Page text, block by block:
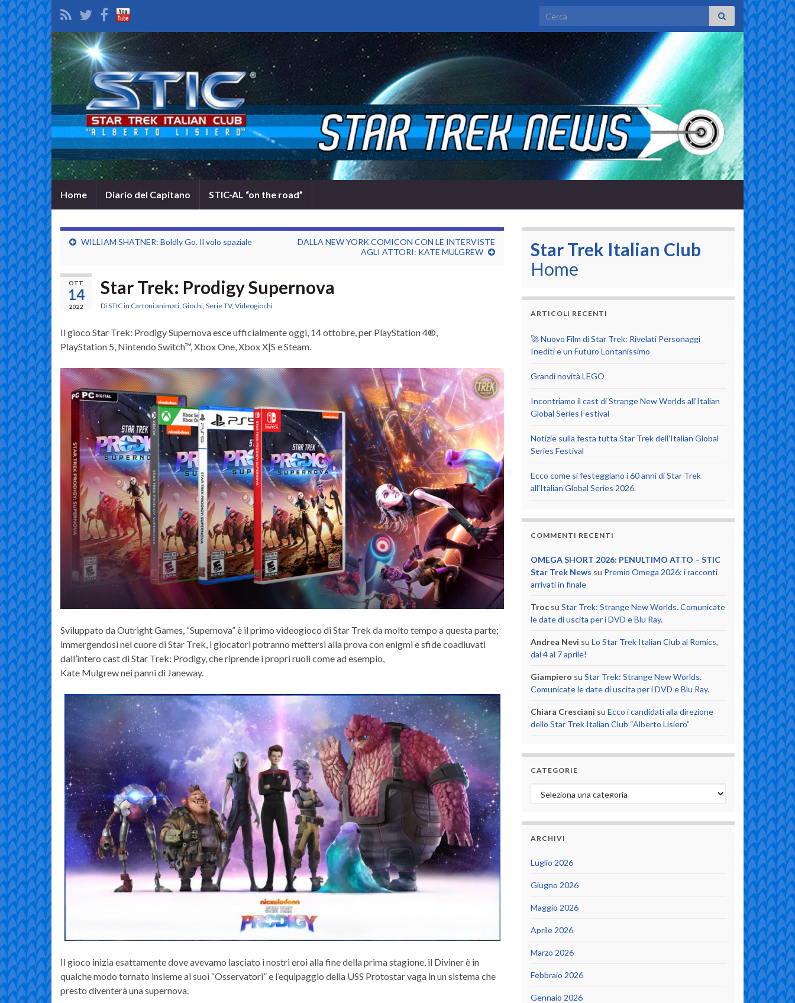
Search for:
Home Diario del Capitano STIC-AL “on the road”
WILLIAM SHATNER: Boldly Go. Il volo spaziale
DALLA NEW YORK COMICON CON LE INTERVISTE
AGLI ATTORI: KATE MULGREW
OTT
14
2022
Star Trek: Prodigy Supernova
DiSTICin Cartoni animati, Giochi, Serie TV, Videogiochi
Il gioco Star Trek: Prodigy Supernova esce ufficialmente oggi, 14 ottobre, per PlayStation 4®,
PlayStation 5, Nintendo Switch™, Xbox One, Xbox X|S e Steam.
Sviluppato da Outright Games, “Supernova” è il primo videogioco di Star Trek da molto tempo a questa parte;
immergendosi nel cuore di Star Trek, i giocatori potranno mettersi alla prova con enigmi e sfide coadiuvati
dall’intero cast di Star Trek: Prodigy, che riprende i propri ruoli come ad esempio,
Kate Mulgrew nei panni di Janeway.
Il gioco inizia esattamente dove avevamo lasciato i nostri eroi alla fine della prima stagione, il Diviner è in
qualche modo tornato insieme ai suoi “Osservatori” e l’equipaggio della USS Protostar vaga in un sistema che
presto diventerà una supernova.
Star Trek Italian Club
Home
ARTICOLI RECENTI
🚀 Nuovo Film di Star Trek: Rivelati Personaggi
Inediti e un Futuro Lontanissimo
Grandi novità LEGO
Incontriamo il cast di Strange New Worlds all’Italian
Global Series Festival
Notizie sulla festa tutta Star Trek dell’Italian Global
Series Festival
Ecco come si festeggiano i 60 anni di Star Trek
all’Italian Global Series 2026.
COMMENTI RECENTI
OMEGA SHORT 2026: PENULTIMO ATTO – STIC
Star Trek News su Premio Omega 2026: i racconti
arrivati in finale
Troc su Star Trek: Strange New Worlds. Comunicate
le date di uscita per i DVD e Blu Ray.
Andrea Nevi su Lo Star Trek Italian Club al Romics,
dal 4 al 7 aprile!
Giampiero su Star Trek: Strange New Worlds.
Comunicate le date di uscita per i DVD e Blu Ray.
Chiara Cresciani su Ecco i candidati alla direzione
dello Star Trek Italian Club “Alberto Lisiero”
CATEGORIE
Categorie
ARCHIVI
Luglio 2026
Giugno 2026
Maggio 2026
Aprile 2026
Marzo 2026
Febbraio 2026
Gennaio 2026